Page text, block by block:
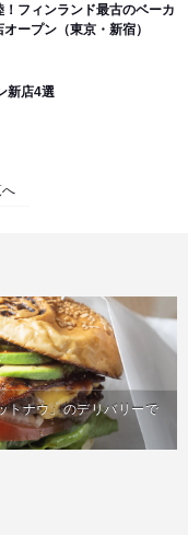
フィンランド最古のベーカ
ープン（東京・新宿）
新店4選
トナウ」のデリバリーで